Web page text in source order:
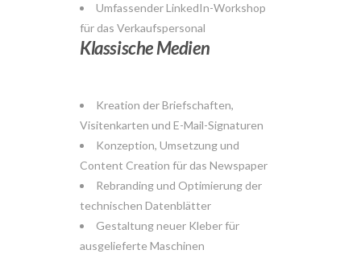
Umfassender LinkedIn-Workshop
für das Verkaufspersonal
Klassische Medien
Kreation der Briefschaften,
Visitenkarten und E-Mail-Signaturen
Konzeption, Umsetzung und
Content Creation für das Newspaper
Rebranding und Optimierung der
technischen Datenblätter
Gestaltung neuer Kleber für
ausgelieferte Maschinen